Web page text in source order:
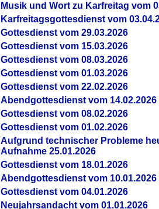
Musik und Wort zu Karfreitag vom
Karfreitagsgottesdienst vom
Gottesdienst vom 29.03.2026
Gottesdienst vom 15.03.2026
Gottesdienst vom 08.03.2026
Gottesdienst vom 01.03.2026
Gottesdienst vom 22.02.2026
Abendgottesdienst vom 14.02.2026
Gottesdienst vom 08.02.2026
Gottesdienst vom 01.02.2026
Aufgrund technischer Probleme
Aufnahme 25.01.2026
Gottesdienst vom 18.01.2026
Abendgottesdienst vom 10.01.2026
Gottesdienst vom 04.01.2026
Neujahrsandacht vom 01.01.2026